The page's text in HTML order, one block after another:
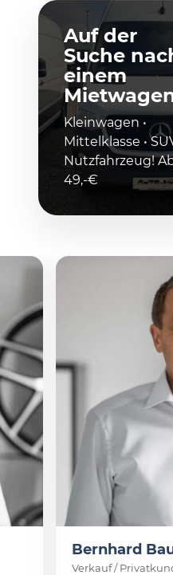
Auf der
Suche
einem
Kleinwagen •
Mittelklasse •
Nutzfahrzeug!
49,-€
Bernhard
Verkauf /